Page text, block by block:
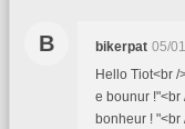
B bikerpat 05/
Hello Tiot<br
e bounur
bonheur !